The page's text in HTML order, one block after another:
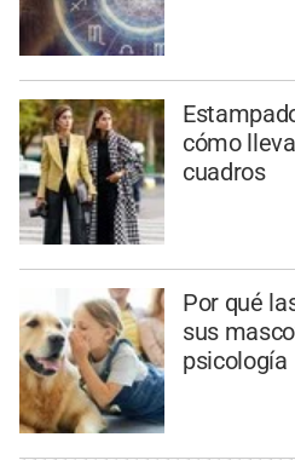
cómo
cuadros
Por qué
sus
psicología